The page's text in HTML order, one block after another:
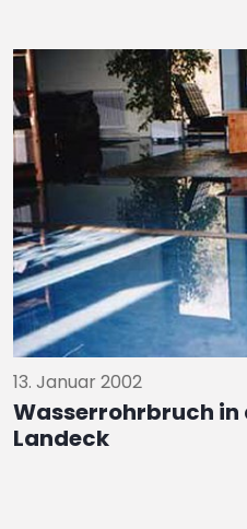
13. Januar 2002
Wasserrohrbruch in
Landeck